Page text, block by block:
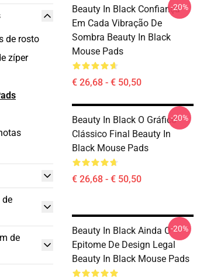
de rosto
zíper
de
de
Beauty In Black Confiança
Em Cada Vibração De
Sombra Beauty In Black
Mouse Pads
€ 26,68 - € 50,50
-20%
Beauty In Black O Gráfico
Clássico Final Beauty In
Black Mouse Pads
€ 26,68 - € 50,50
-20%
Beauty In Black Ainda O
Epitome De Design Legal
Beauty In Black Mouse Pads
-20%